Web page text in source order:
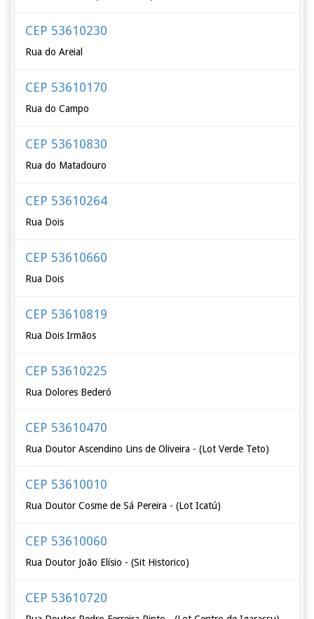
CEP 53610230
Rua do Areial
CEP 53610170
Rua do Campo
CEP 53610830
Rua do Matadouro
CEP 53610264
Rua Dois
CEP 53610660
Rua Dois
CEP 53610819
Rua Dois Irmãos
CEP 53610225
Rua Dolores Bederó
CEP 53610470
Rua Doutor Ascendino Lins de Oliveira - (Lot Verde Teto)
CEP 53610010
Rua Doutor Cosme de Sá Pereira - (Lot Icatú)
CEP 53610060
Rua Doutor João Elísio - (Sit Historico)
CEP 53610720